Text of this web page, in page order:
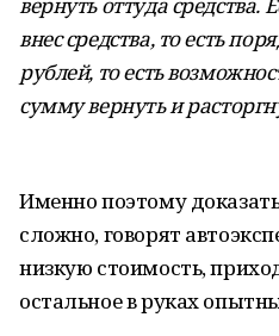
внес средства, то есть
рублей, то есть
сумму вернуть и
Именно поэтому
сложно, говорят
низкую стоимость,
остальное в руках